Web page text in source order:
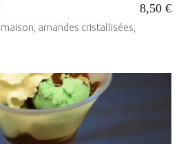
8,50 €
amandes cristallisées,